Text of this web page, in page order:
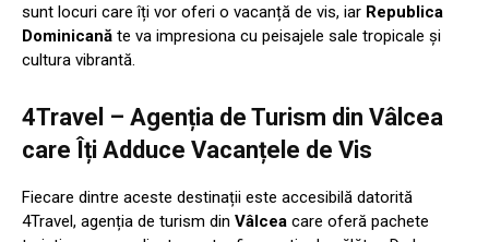
sunt locuri care îți vor oferi o vacanță de vis, iar Republica
Dominicană te va impresiona cu peisajele sale tropicale și
cultura vibrantă.
4Travel – Agenția de Turism din Vâlcea
care Îți Adduce Vacanțele de Vis
Fiecare dintre aceste destinații este accesibilă datorită
4Travel, agenția de turism din Vâlcea care oferă pachete